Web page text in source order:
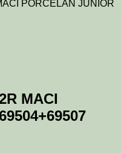
PORCELÁN JUNIOR
MACI